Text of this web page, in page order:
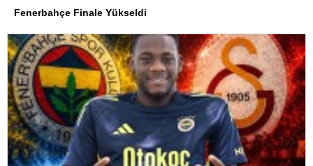
Fenerbahçe Finale Yükseldi